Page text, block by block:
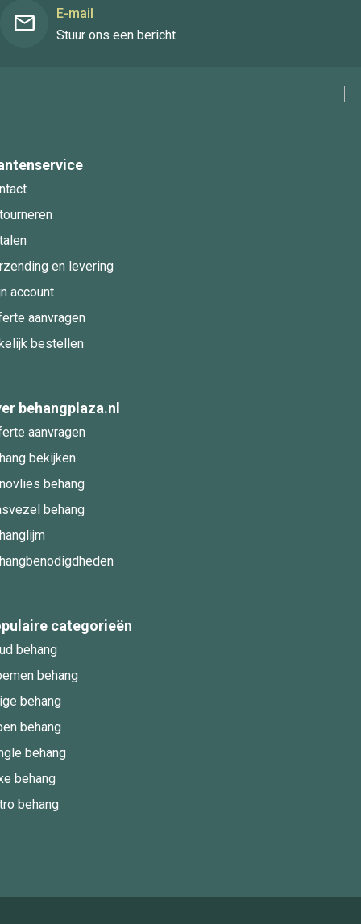
E-mail
Stuur ons een bericht
en levering
account
aanvragen
bestellen
behangplaza.nl
aanvragen
bekijken
behang
behang
categorieën
behang
behang
behang
behang
behang
behang
behang